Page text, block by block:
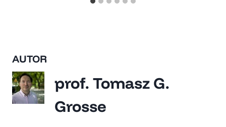
AUTOR
prof. Tomasz G.
Grosse